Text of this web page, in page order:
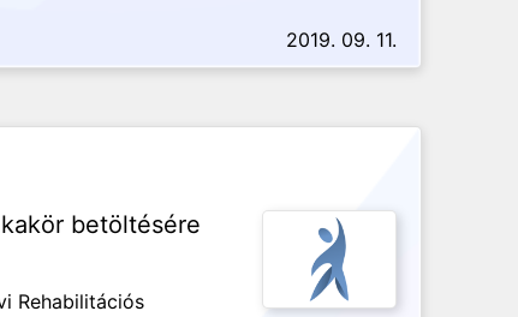
2019. 09. 11.
betöltésére
Rehabilitációs